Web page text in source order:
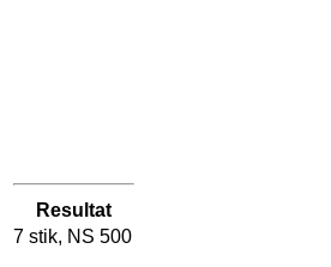
Resultat
7 stik, NS 500